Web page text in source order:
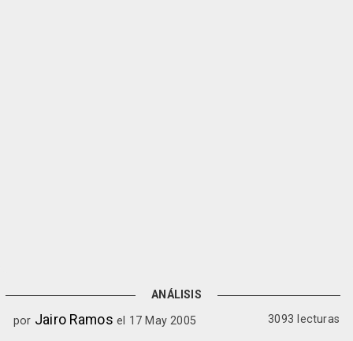
ANÁLISIS
por Jairo Ramos el 17 May 2005 3093 lecturas